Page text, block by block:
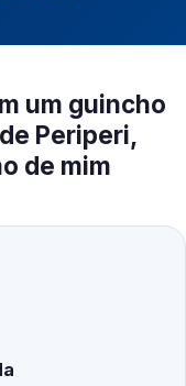
um guincho
Periperi,
de mim